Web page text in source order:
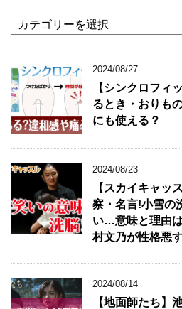
記
テ
ゴ
リ
★
2024/08/27
【シンクロフィ
るとき・おりも
にも使える？
2024/08/23
【スカイキャッ
察・名言!小雪の
い…意味と理由
村文乃が性格悪
2024/08/14
【地面師たち】